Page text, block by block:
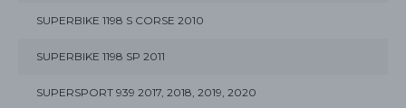
SUPERBIKE 1198 S CORSE 2010
SUPERBIKE 1198 SP 2011
SUPERSPORT 939 2017, 2018, 2019, 2020